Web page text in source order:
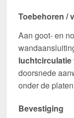
Toebehoren /
Aan goot- en
luchtcirculatie
doorsnede
onder de
Bevestiging